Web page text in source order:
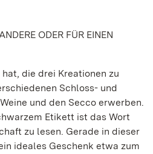
ODER FÜR EINEN
die drei Kreationen zu
Schloss- und
und den Secco erwerben.
Etikett ist das Wort
zu lesen. Gerade in dieser
ideales Geschenk etwa zum